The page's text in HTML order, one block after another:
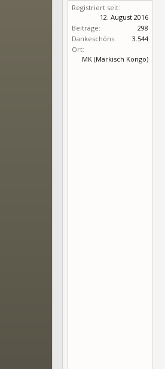
Registriert seit:
12. August 2016
Beiträge:
298
Dankeschöns:
3.544
Ort:
MK (Märkisch Kongo)